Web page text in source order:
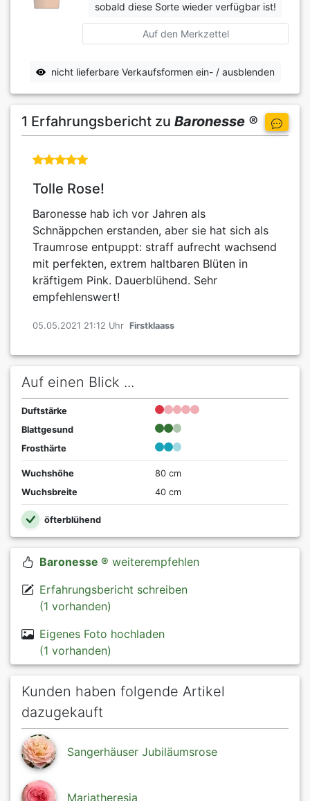
sobald diese Sorte wieder verfügbar ist!
Auf den Merkzettel
nicht lieferbare Verkaufsformen ein- / ausblenden
1 Erfahrungsbericht zu Baronesse ®
Tolle Rose!
Baronesse hab ich vor Jahren als
Schnäppchen erstanden, aber sie hat sich als
Traumrose entpuppt: straff aufrecht wachsend
mit perfekten, extrem haltbaren Blüten in
kräftigem Pink. Dauerblühend. Sehr
empfehlenswert!
05.05.2021 21:12 Uhr Firstklaass
Auf einen Blick ...
Duftstärke
Blattgesund
Frosthärte
Wuchshöhe
80 cm
Wuchsbreite
40 cm
öfterblühend
Baronesse ® weiterempfehlen
Erfahrungsbericht schreiben
(1 vorhanden)
Eigenes Foto hochladen
(1 vorhanden)
Kunden haben folgende Artikel
dazugekauft
Sangerhäuser Jubiläumsrose
Mariatheresia